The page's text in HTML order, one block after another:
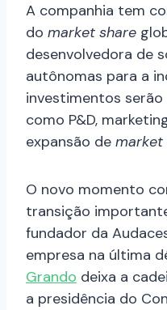
A companhia tem
do market share
desenvolvedora de
autônomas para a
investimentos
como P&D,
expansão de market
O novo momento
transição
fundador da
empresa na última
Grando deixa a
a presidência do